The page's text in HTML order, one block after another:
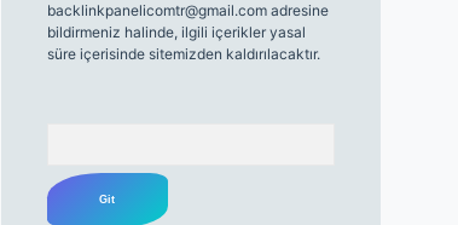
backlinkpanelicomtr@gmail.comadresine
bildirmeniz halinde, ilgili içerikler yasal
süre içerisinde sitemizden kaldırılacaktır.